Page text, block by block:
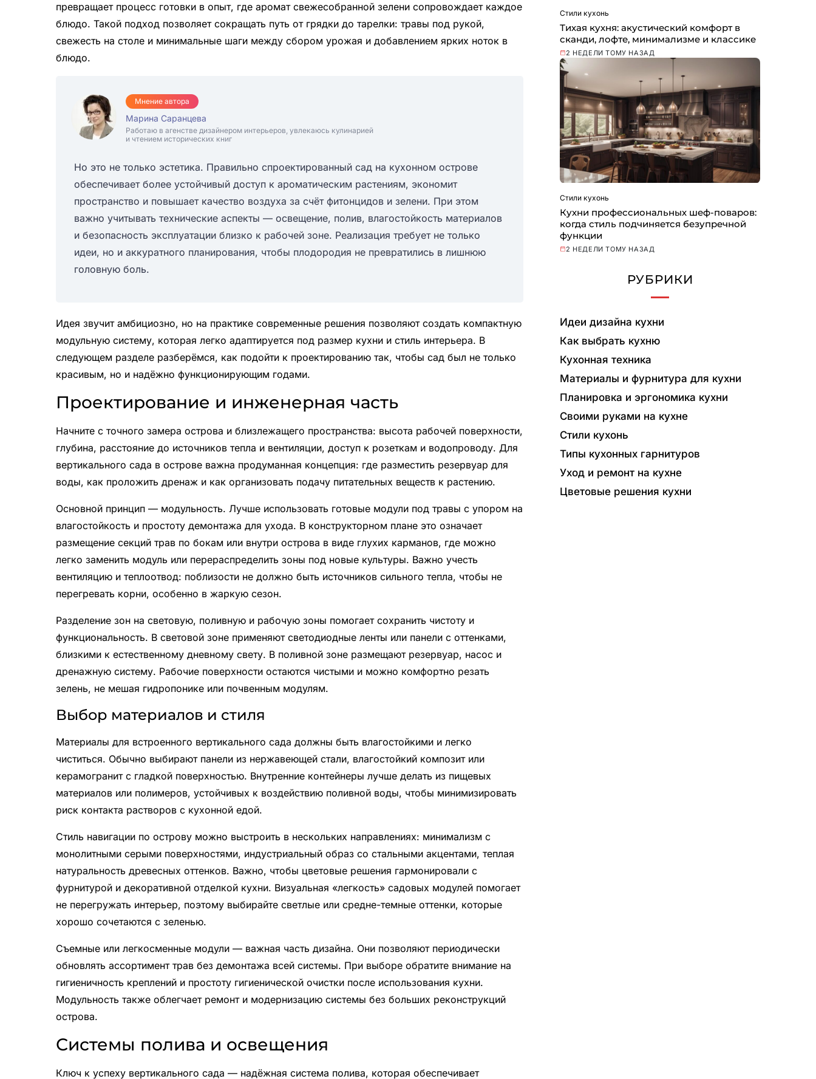
превращает процесс готовки в опыт, где аромат свежесобранной зелени сопровождает каждое
блюдо. Такой подход позволяет сокращать путь от грядки до тарелки: травы под рукой,
свежесть на столе и минимальные шаги между сбором урожая и добавлением ярких ноток в
блюдо.
Мнение автора
Марина Саранцева
Работаю в агенстве дизайнером интерьеров, увлекаюсь кулинарией
и чтением исторических книг
Но это не только эстетика. Правильно спроектированный сад на кухонном острове
обеспечивает более устойчивый доступ к ароматическим растениям, экономит
пространство и повышает качество воздуха за счёт фитонцидов и зелени. При этом
важно учитывать технические аспекты — освещение, полив, влагостойкость материалов
и безопасность эксплуатации близко к рабочей зоне. Реализация требует не только
идеи, но и аккуратного планирования, чтобы плодородия не превратились в лишнюю
головную боль.
Идея звучит амбициозно, но на практике современные решения позволяют создать компактную
модульную систему, которая легко адаптируется под размер кухни и стиль интерьера. В
следующем разделе разберёмся, как подойти к проектированию так, чтобы сад был не только
красивым, но и надёжно функционирующим годами.
Проектирование и инженерная часть
Начните с точного замера острова и близлежащего пространства: высота рабочей поверхности,
глубина, расстояние до источников тепла и вентиляции, доступ к розеткам и водопроводу. Для
вертикального сада в острове важна продуманная концепция: где разместить резервуар для
воды, как проложить дренаж и как организовать подачу питательных веществ к растению.
Основной принцип — модульность. Лучше использовать готовые модули под травы с упором на
влагостойкость и простоту демонтажа для ухода. В конструкторном плане это означает
размещение секций трав по бокам или внутри острова в виде глухих карманов, где можно
легко заменить модуль или перераспределить зоны под новые культуры. Важно учесть
вентиляцию и теплоотвод: поблизости не должно быть источников сильного тепла, чтобы не
перегревать корни, особенно в жаркую сезон.
Разделение зон на световую, поливную и рабочую зоны помогает сохранить чистоту и
функциональность. В световой зоне применяют светодиодные ленты или панели с оттенками,
близкими к естественному дневному свету. В поливной зоне размещают резервуар, насос и
дренажную систему. Рабочие поверхности остаются чистыми и можно комфортно резать
зелень, не мешая гидропонике или почвенным модулям.
Выбор материалов и стиля
Материалы для встроенного вертикального сада должны быть влагостойкими и легко
чиститься. Обычно выбирают панели из нержавеющей стали, влагостойкий композит или
керамогранит с гладкой поверхностью. Внутренние контейнеры лучше делать из пищевых
материалов или полимеров, устойчивых к воздействию поливной воды, чтобы минимизировать
риск контакта растворов с кухонной едой.
Стиль навигации по острову можно выстроить в нескольких направлениях: минимализм с
монолитными серыми поверхностями, индустриальный образ со стальными акцентами, теплая
натуральность древесных оттенков. Важно, чтобы цветовые решения гармонировали с
фурнитурой и декоративной отделкой кухни. Визуальная «легкость» садовых модулей помогает
не перегружать интерьер, поэтому выбирайте светлые или средне-темные оттенки, которые
хорошо сочетаются с зеленью.
Съемные или легкосменные модули — важная часть дизайна. Они позволяют периодически
обновлять ассортимент трав без демонтажа всей системы. При выборе обратите внимание на
гигиеничность креплений и простоту гигиенической очистки после использования кухни.
Модульность также облегчает ремонт и модернизацию системы без больших реконструкций
острова.
Системы полива и освещения
Ключ к успеху вертикального сада — надёжная система полива, которая обеспечивает
Стили кухонь
Тихая кухня: акустический комфорт в
сканди, лофте, минимализме и классике
2 НЕДЕЛИ ТОМУ НАЗАД
Стили кухонь
Кухни профессиональных шеф-поваров:
когда стиль подчиняется безупречной
функции
2 НЕДЕЛИ ТОМУ НАЗАД
РУБРИКИ
Идеи дизайна кухни
Как выбрать кухню
Кухонная техника
Материалы и фурнитура для кухни
Планировка и эргономика кухни
Своими руками на кухне
Стили кухонь
Типы кухонных гарнитуров
Уход и ремонт на кухне
Цветовые решения кухни